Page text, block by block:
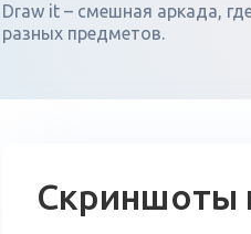
Draw it – смешная аркада,
разных предметов.
Скриншоты